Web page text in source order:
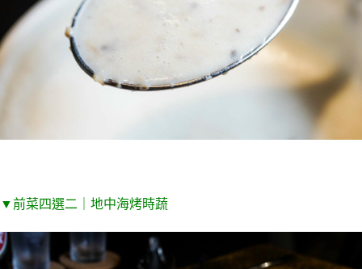
▼前菜四選二｜地中海烤時蔬